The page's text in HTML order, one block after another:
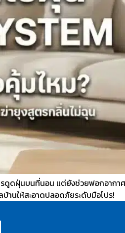
ารดูดฝุ่นบนที่นอน แต่ยังช่วยฟอกอา
านให้สะอาดปลอดภัยระดับมือโปร!